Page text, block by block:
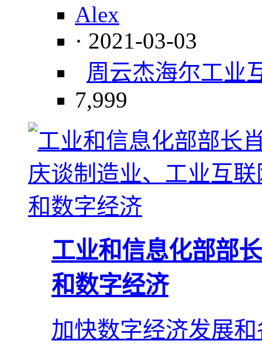
Alex
· 2021-03-03
周云杰海尔工业
7,999
工业和信息化部部
和数字经济
加快数字经济发展